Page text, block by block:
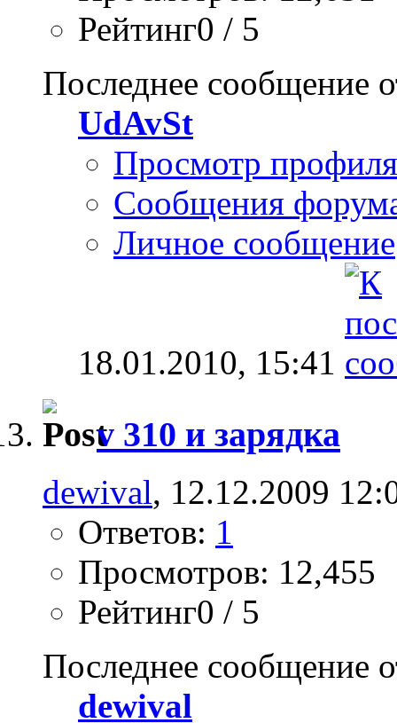
Рейтинг0 / 5
Последнее сообщение
UdAvSt
Просмотр профиля
Сообщения
Личное сообщение
18.01.2010, 15:41
v 310 и зарядка
dewival, 12.12.2009
Ответов: 1
Просмотров: 12,455
Рейтинг0 / 5
Последнее сообщение
dewival